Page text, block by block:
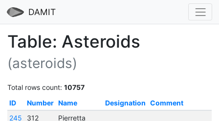
DAMIT
Table: Asteroids
(asteroids)
Total rows count: 10757
ID
Number Name Designation Comment
245
312
Pierretta